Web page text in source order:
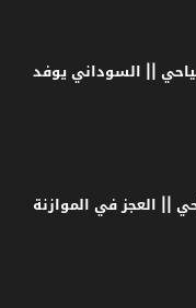
|| السوداني يوفد
|| العجز في الموازنة